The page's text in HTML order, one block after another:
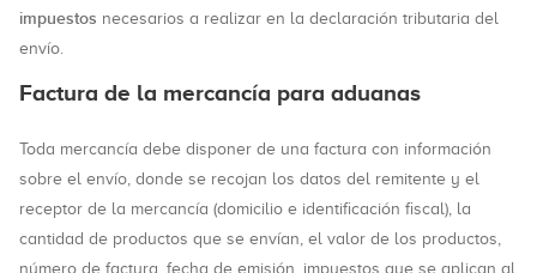
impuestos necesarios a realizar en la declaración tributaria del
envío.
Factura de la mercancía para aduanas
Toda mercancía debe disponer de una factura con información
sobre el envío, donde se recojan los datos del remitente y el
receptor de la mercancía (domicilio e identificación fiscal), la
cantidad de productos que se envían, el valor de los productos,
número de factura, fecha de emisión, impuestos que se aplican al